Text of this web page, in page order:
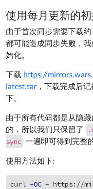
使用每月更新的
由于首次同步需要下载
都可能造成同步失败，
始化。
下载 https://
latest.tar ，下载完成后
下。
由于所有代码都是从隐藏
的，所以我们只保留了
sync 一遍即可得到完整
使用方法如下:
curl -OC - https://